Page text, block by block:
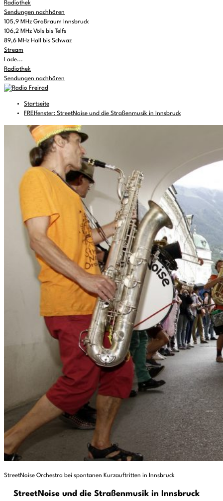
Radiothek
Sendungen nachhören
105,9 MHz Großraum Innsbruck
106,2 MHz Völs bis Telfs
89,6 MHz Hall bis Schwaz
Stream
Lade...
Radiothek
Sendungen nachhören
Startseite
FREIfenster: StreetNoise und die Straßenmusik in Innsbruck
StreetNoise Orchestra bei spontanen Kurzauftritten in Innsbruck
StreetNoise und die Straßenmusik in Innsbruck